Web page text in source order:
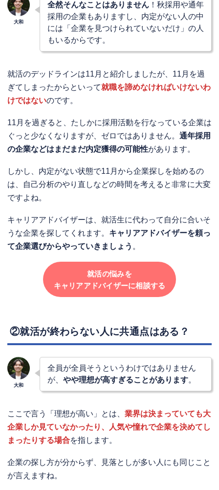
全然そんなことはありません ！秋採用や通年
採用の企業もありますし、内定がない人の中
には「企業を見つけられていないだけ」の人
もいるからです。
就活のデッドラインは11月と紹介しましたが、11月を過
ぎてしまったからといって就職を諦めなければいけないわ
けではないのです。
11月を過ぎると、たしかに採用活動を行なっている企業は
ぐっと少なくなりますが、ゼロではありません。 通年採用
の企業などはまだまだ内定獲得の可能性があります。
しかし、内定がない状態で11月から企業探しを始めるの
は、自己分析のやり直しなどの時間を考えると非常に大変
ですよね。
キャリアアドバイザーは、就活生に代わって自分に合いそ
うな企業を探してくれます。 キャリアアドバイザーを頼っ
て企業選びからやっていきましょう 。
就活の悩みを
キャリアアドバイザーに相談する
②就活が終わらない人に共通点はある？
全員が全員そうというわけではありません
が、 やや理想が高すぎることがあります。
ここで言う「理想が高い」とは、 業界は決まっていても大
企業しか見ていなかったり、人気や憧れで企業を決めてし
まったりする場合を指します。
企業の探し方が分からず、見落としが多い人にも同じこと
が言えますね。